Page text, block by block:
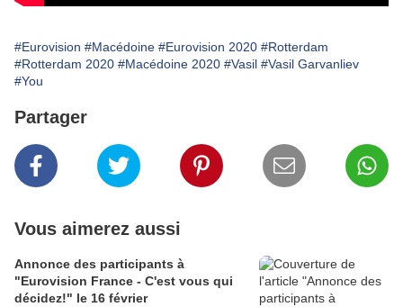
#Eurovision #Macédoine #Eurovision 2020 #Rotterdam
#Rotterdam 2020 #Macédoine 2020 #Vasil #Vasil Garvanliev
#You
Partager
Vous aimerez aussi
Annonce des participants à
"Eurovision France - C'est vous qui
décidez!" le 16 février